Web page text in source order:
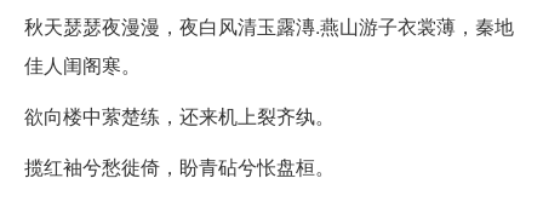
秋天瑟瑟夜漫漫，夜白风清玉露漙.燕山游子衣裳薄，秦地
佳人闺阁寒。
欲向楼中萦楚练，还来机上裂齐纨。
揽红袖兮愁徙倚，盼青砧兮怅盘桓。